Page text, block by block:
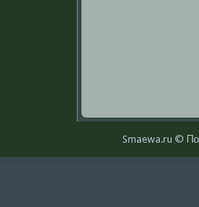
Smaewa.ru ©